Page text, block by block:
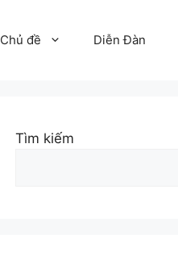
Chủ đề Diễn Đàn
Tìm kiếm